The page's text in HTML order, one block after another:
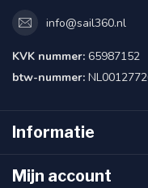
info@sail360.nl
KVK nummer: 65987152
btw-nummer:
Informatie
Mijn account